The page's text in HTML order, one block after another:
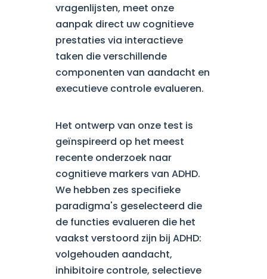
vragenlijsten, meet onze
aanpak direct uw cognitieve
prestaties via interactieve
taken die verschillende
componenten van aandacht en
executieve controle evalueren.
Het ontwerp van onze test is
geïnspireerd op het meest
recente onderzoek naar
cognitieve markers van ADHD.
We hebben zes specifieke
paradigma's geselecteerd die
de functies evalueren die het
vaakst verstoord zijn bij ADHD:
volgehouden aandacht,
inhibitoire controle, selectieve